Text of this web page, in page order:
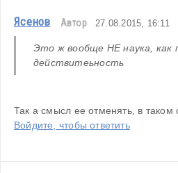
Ясенов Автор 27.08.2015, 16:11
Это ж вообще НЕ наука, как
действитеьность
Так а смысл ее отменять, в таком
Войдите, чтобы ответить